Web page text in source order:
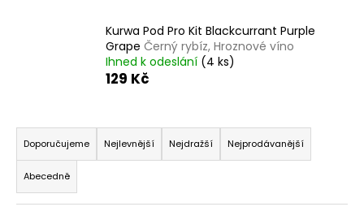
Kurwa Pod Pro Kit Blackcurrant Purple
Grape Černý rybíz, Hroznové víno
Ihned k odeslání (4 ks)
129 Kč
Ř
a
z
e
n
Doporučujeme Nejlevnější Nejdražší Nejprodávanější
Abecedně
D
o